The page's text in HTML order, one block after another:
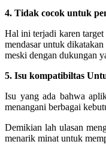
4. Tidak cocok untuk
Hal ini terjadi karen
mendasar untuk
meski dengan dukungan
5. Isu kompatibiltas
Isu yang ada bahwa
menangani berbagai
Demikian lah ulasan
menarik minat untuk